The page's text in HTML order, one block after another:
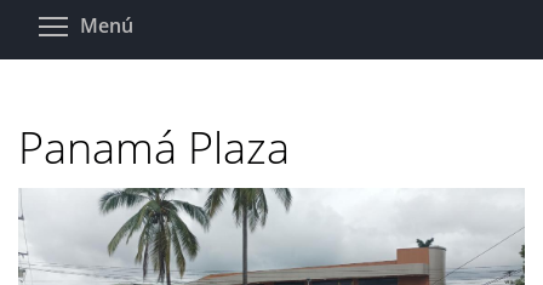
Pasar
Menú
Panamá Plaza